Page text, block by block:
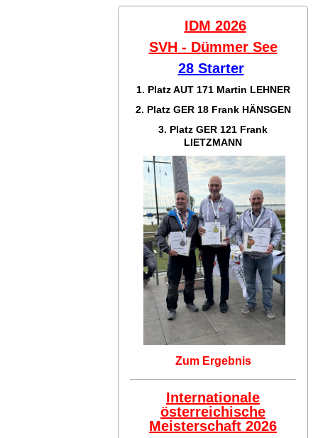
IDM 2026
SVH - Dümmer See
28 Starter
1. Platz AUT 171 Martin LEHNER
2. Platz GER 18 Frank HÄNSGEN
3. Platz GER 121 Frank
LIETZMANN
Zum Ergebnis
Internationale
österreichische
Meisterschaft 2026